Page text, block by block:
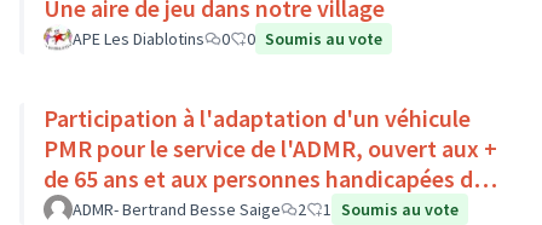
Une aire de jeu dans notre village
APE Les Diablotins 0 0 Soumis au vote
Participation à l'adaptation d'un véhicule
PMR pour le service de l'ADMR, ouvert aux +
de 65 ans et aux personnes handicapées du
Pays Loire-Touraine.
ADMR- Bertrand Besse Saige 2 1 Soumis au vote